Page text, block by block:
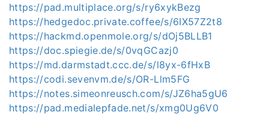
https://pad.multiplace.org/s/ry6xykBezg
https://hedgedoc.private.coffee/s/6IX57Z2t8
https://hackmd.openmole.org/s/dOj5BLLB1
https://doc.spiegie.de/s/0vqGCazj0
https://md.darmstadt.ccc.de/s/l8yx-6fHxB
https://codi.sevenvm.de/s/OR-Llm5FG
https://notes.simeonreusch.com/s/JZ6ha5gU6
https://pad.medialepfade.net/s/xmg0Ug6V0